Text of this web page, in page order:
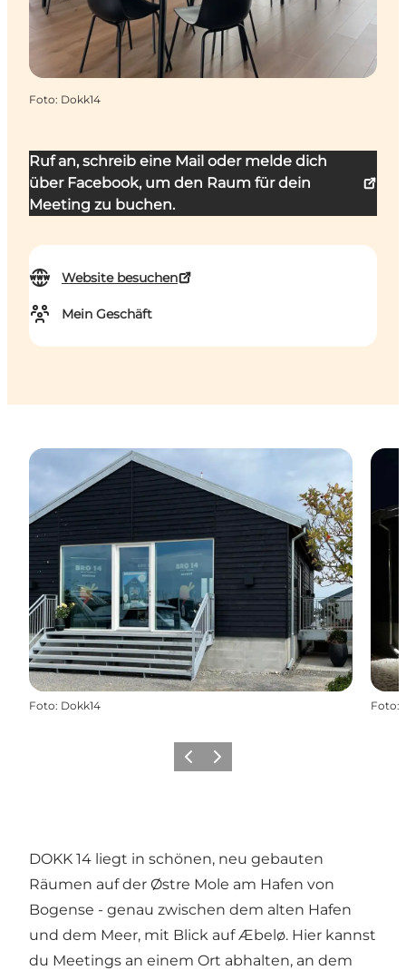
Ruf an, schreib eine Mail oder melde dich
über Facebook, um den Raum für dein
Meeting zu buchen.
Website besuchen
Mein Geschäft
Foto: Dokk14
Foto: Dokk14 Foto:
Vorherige Folie
Nächste Folie
DOKK 14 liegt in schönen, neu gebauten
Räumen auf der Østre Mole am Hafen von
Bogense - genau zwischen dem alten Hafen
und dem Meer, mit Blick auf Æbelø. Hier kannst
du Meetings an einem Ort abhalten, an dem